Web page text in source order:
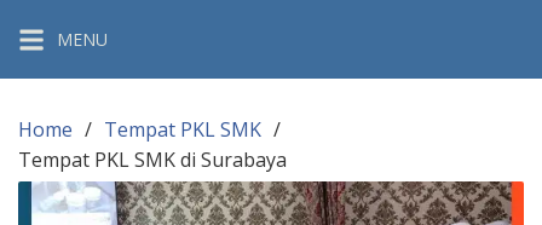
content
MENU
Home
Tempat PKL SMK
Tempat PKL SMK di Surabaya